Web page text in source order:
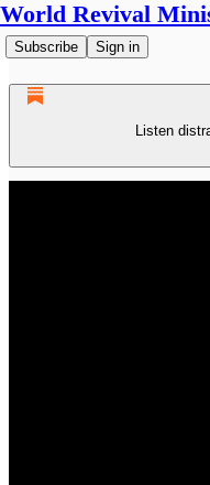
Subscribe Sign in
Listen